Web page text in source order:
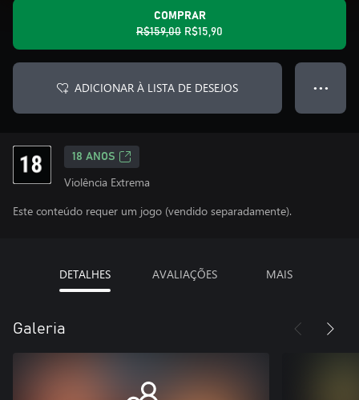
COMPRAR
R$159,00 R$15,90
ADICIONAR À LISTA DE DESEJOS ● ● ●
18 ANOS
Violência Extrema
Este conteúdo requer um jogo (vendido separadamente).
DETALHES AVALIAÇÕES MAIS
Galeria